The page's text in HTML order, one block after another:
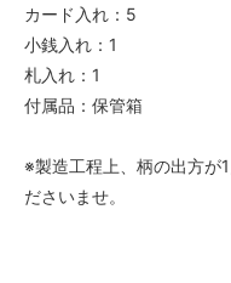
カード入れ：5
小銭入れ：1
札入れ：1
付属品：保管箱
※製造工程上、柄の出方が
ださいませ。